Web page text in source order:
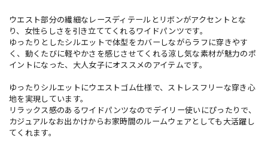
ウエスト部分の繊細なレースディテールとリボンがアクセントとな
り、女性らしさを引き立ててくれるワイドパンツです。
ゆったりとしたシルエットで体型をカバーしながらラフに穿きやす
く、動くたびに軽やかさを感じさせてくれる涼し気な素材が魅力のポ
イントになった、大人女子にオススメのアイテムです。
ゆったりシルエットにウエストゴム仕様で、ストレスフリーな穿き心
地を実現しています。
リラックス感のあるワイドパンツなのでデイリー使いにぴったりで、
カジュアルなお出かけからお家時間のルームウェアとしても大活躍し
てくれます。